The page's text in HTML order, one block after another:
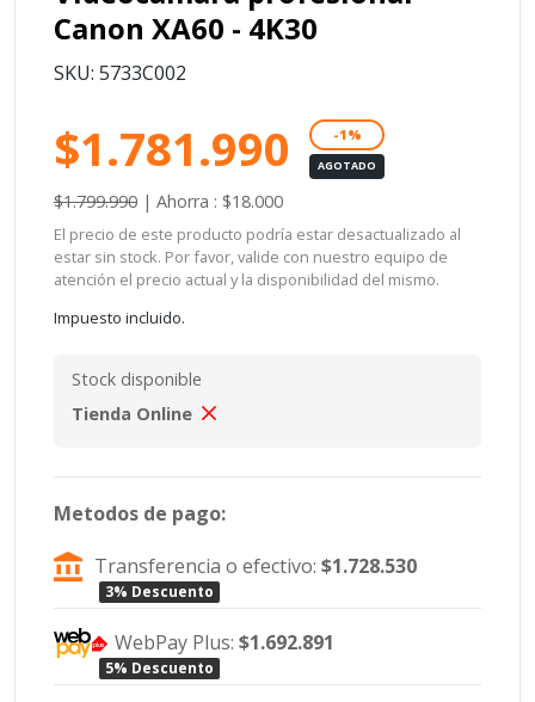
Canon XA60 - 4K30
SKU: 5733C002
$1.781.990 -1%
AGOTADO
$1.799.990 | Ahorra : $18.000
El precio de este producto podría estar desactualizado al
estar sin stock. Por favor, valide con nuestro equipo de
atención el precio actual y la disponibilidad del mismo.
Impuesto incluido.
Stock disponible
Tienda Online
Metodos de pago:
Transferencia o efectivo:$1.728.530
3% Descuento
WebPay Plus:$1.692.891
5% Descuento